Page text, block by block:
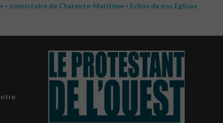
- consistoire de Charente-Maritime - Echos de nos Eglises